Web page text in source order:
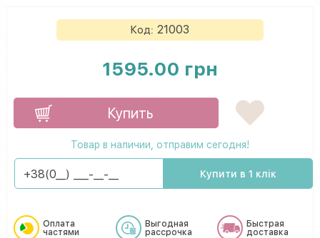
Код: 21003
1595.00 грн
Купить
Товар в наличии, отправим сегодня!
Купити в 1 клік
Оплата
частями
Выгодная
рассрочка
Быстрая
доставка